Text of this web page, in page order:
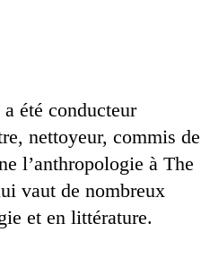
été conducteur
nettoyeur, commis de
l’anthropologie à The
vaut de nombreux
et en littérature.